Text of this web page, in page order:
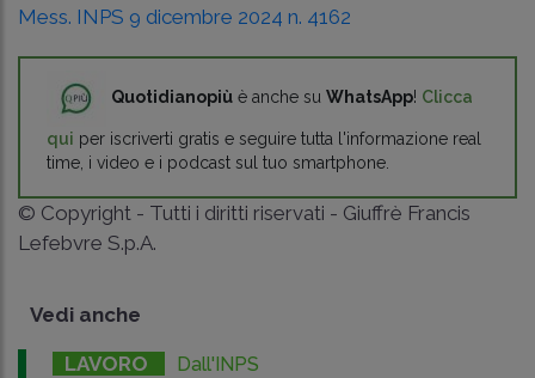
Mess. INPS 9 dicembre 2024 n. 4162
Quotidianopiù è anche su WhatsApp! Clicca
qui per iscriverti gratis e seguire tutta l'informazione real
time, i video e i podcast sul tuo smartphone.
© Copyright - Tutti i diritti riservati - Giuffrè Francis
Lefebvre S.p.A.
Vedi anche
LAVORO Dall'INPS